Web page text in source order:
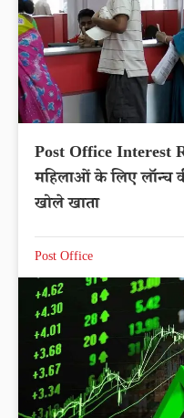
Post Office Interest
महिलाओं के लिए लॉन्च
खोले खाता
Post Office